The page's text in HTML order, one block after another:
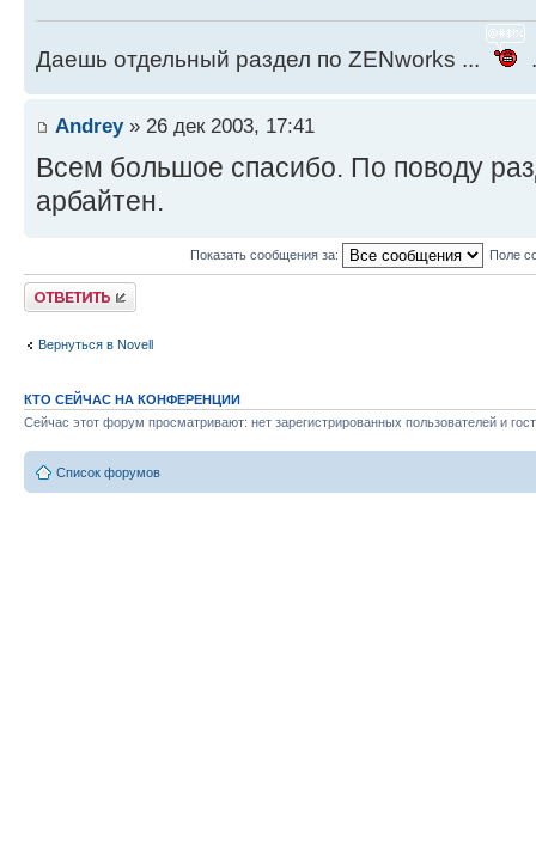
Даешь отдельный раздел по ZENworks ...
Andrey» 26 дек 2003, 17:41
Всем большое спасибо. По поводу
арбайтен.
Показать сообщения за: Поле
Ответить
Вернуться в Novell
КТО СЕЙЧАС НА КОНФЕРЕНЦИИ
Сейчас этот форум просматривают: нет зарегистрированных пользователей и
Список форумов